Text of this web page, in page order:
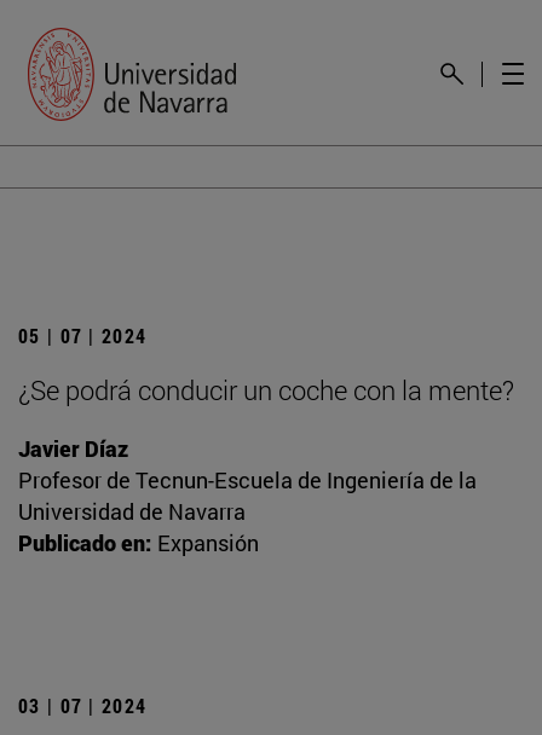
05 | 07 | 2024
¿Se podrá conducir un coche con la mente?
Javier Díaz
Profesor de Tecnun-Escuela de Ingeniería de la
Universidad de Navarra
Publicado en: Expansión
03 | 07 | 2024